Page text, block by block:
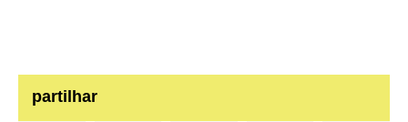
partilhar